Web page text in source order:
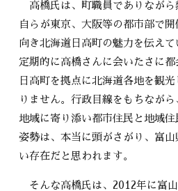
高橋氏は、町職員でありながら
自らが東京、大阪等の都市部で
向き北海道日高町の魅力を伝え
定期的に高橋さんに会いたさに
日高町を拠点に北海道各地を観
りません。行政目線をもちながら
地域に寄り添い都市住民と地域
姿勢は、本当に頭がさがり、富
い存在だと思われます。
そんな高橋氏は、2012年に富